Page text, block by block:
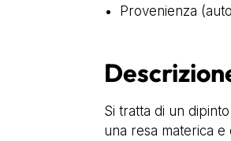
Provenienza
Si tratta di un
una resa materica